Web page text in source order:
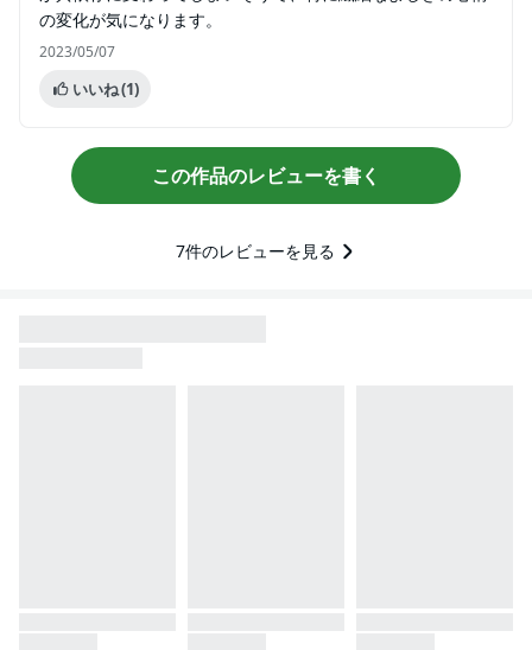
の変化が気になります。
2023/05/07
いいね(1)
この作品のレビューを書く
7件のレビューを見る